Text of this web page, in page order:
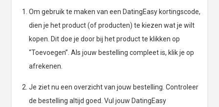
Om gebruik te maken van een DatingEasy kortingscode,
dien je het product (of producten) te kiezen wat je wilt
kopen. Dit doe je door bij het product te klikken op
“Toevoegen”. Als jouw bestelling compleet is, klik je op
afrekenen.
Je ziet nu een overzicht van jouw bestelling. Controleer
de bestelling altijd goed. Vul jouw DatingEasy